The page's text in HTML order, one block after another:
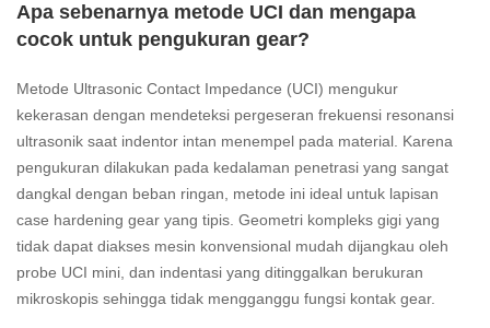
Apa sebenarnya metode UCI dan mengapa
cocok untuk pengukuran gear?
Metode Ultrasonic Contact Impedance (UCI) mengukur
kekerasan dengan mendeteksi pergeseran frekuensi resonansi
ultrasonik saat indentor intan menempel pada material. Karena
pengukuran dilakukan pada kedalaman penetrasi yang sangat
dangkal dengan beban ringan, metode ini ideal untuk lapisan
case hardening gear yang tipis. Geometri kompleks gigi yang
tidak dapat diakses mesin konvensional mudah dijangkau oleh
probe UCI mini, dan indentasi yang ditinggalkan berukuran
mikroskopis sehingga tidak mengganggu fungsi kontak gear.